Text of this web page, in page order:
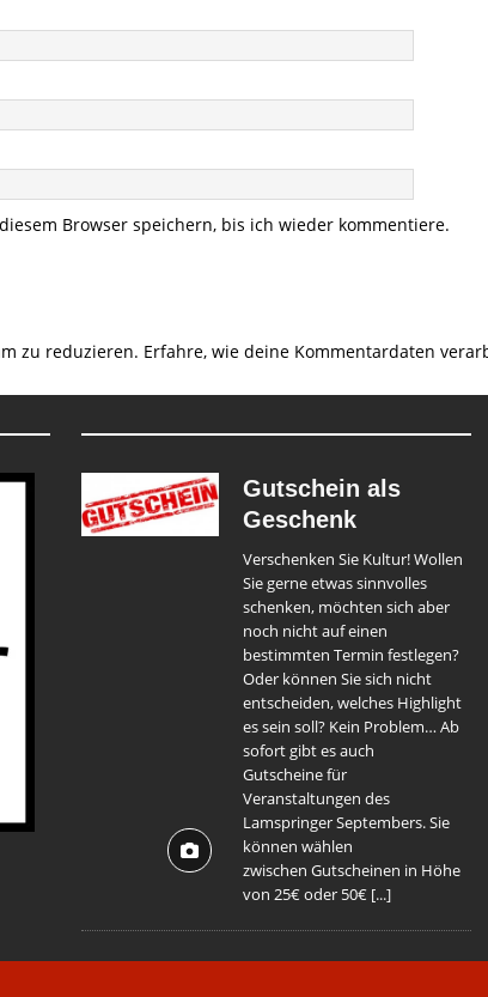
Browser speichern, bis ich wieder kommentiere.
zu reduzieren. Erfahre, wie deine Kommentardaten
Gutschein als
Geschenk
Verschenken Sie Kultur! Wollen
Sie gerne etwas sinnvolles
schenken, möchten sich aber
noch nicht auf einen
bestimmten Termin festlegen?
Oder können Sie sich nicht
entscheiden, welches Highlight
es sein soll? Kein Problem… Ab
sofort gibt es auch
Gutscheine für
Veranstaltungen des
Lamspringer Septembers. Sie
können wählen
zwischen Gutscheinen in Höhe
von 25€ oder 50€ [...]